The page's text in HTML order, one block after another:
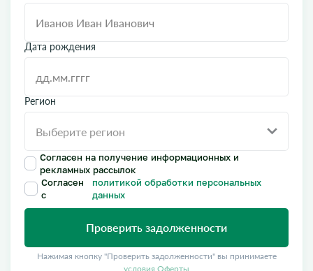
Дата рождения
Регион
Согласен на получение информационных и
рекламных рассылок
Согласен
с
политикой обработки персональных
данных
Проверить задолженности
Нажимая кнопку "Проверить задолженности" вы принимаете
условия Оферты